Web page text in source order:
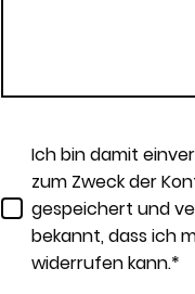
Ich bin damit
zum Zweck der
gespeichert und
bekannt, dass ich
widerrufen kann.*